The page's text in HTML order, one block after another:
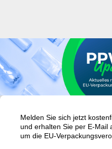
Melden Sie sich jetzt
und erhalten Sie per E-Mail
um die EU-